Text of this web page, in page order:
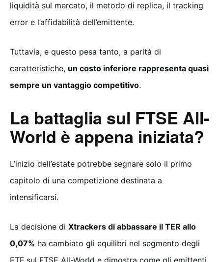
liquidità sul mercato, il metodo di replica, il tracking
error e l’affidabilità dell’emittente.
Tuttavia, e questo pesa tanto, a parità di
caratteristiche, un costo inferiore rappresenta quasi
sempre un vantaggio competitivo.
La battaglia sul FTSE All-
World è appena iniziata?
L’inizio dell’estate potrebbe segnare solo il primo
capitolo di una competizione destinata a
intensificarsi.
La decisione di Xtrackers di abbassare il TER allo
0,07% ha cambiato gli equilibri nel segmento degli